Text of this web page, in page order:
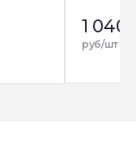
1 040
руб/шт